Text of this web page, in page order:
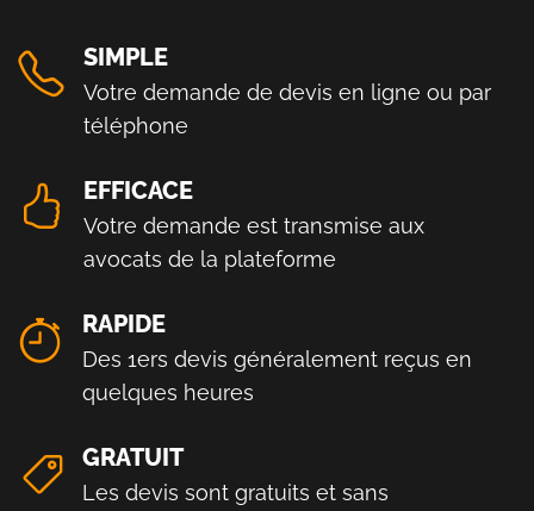
SIMPLE
Votre demande de devis en ligne ou par
téléphone
EFFICACE
Votre demande est transmise aux
avocats de la plateforme
RAPIDE
Des 1ers devis généralement reçus en
quelques heures
GRATUIT
Les devis sont gratuits et sans